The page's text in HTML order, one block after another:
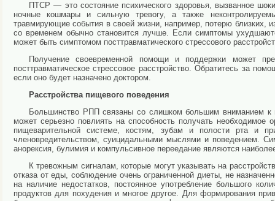
ПТСР — это состояние психического здоровья, вызванное
ночные кошмары и сильную тревогу, а также
травмирующие события в своей жизни, например, потерю близких,
со временем обычно становится лучше. Если симптомы
может быть симптомом посттравматического стрессового
Получение своевременной помощи и поддержки может
посттравматическое стрессовое расстройство. Обратитесь за
если оно будет назначено доктором.
Расстройства пищевого поведения
Большинство РПП связаны со слишком большим вниманием
может серьезно повлиять на способность получать необходимое
пищеварительной системе, костям, зубам и полости рта и
членовредительством, суицидальными мыслями и поведением.
анорексия, булимия и компульсивное переедание являются
К тревожным сигналам, которые могут указывать на
отказа от еды, соблюдение очень ограниченной диеты, не
на наличие недостатков, постоянное употребление большого
продуктов для похудения и многое другое. Для формирования